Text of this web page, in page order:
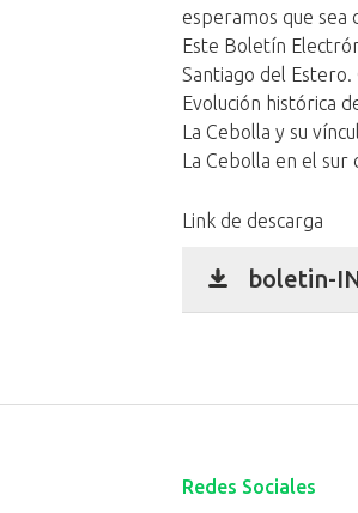
esperamos que sea
Este Boletín
Santiago del Estero.
Evolución histórica
La Cebolla y su
La Cebolla en el sur
Link de descarga
boletin-
Redes Sociales